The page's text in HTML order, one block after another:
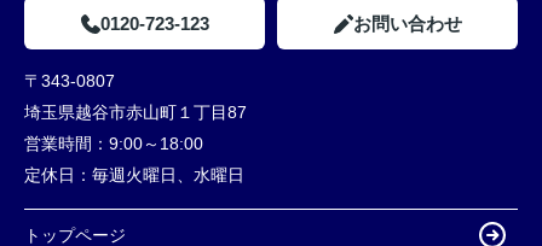
0120-723-123 お問い合わせ
〒343-0807
埼玉県越谷市赤山町１丁目87
営業時間： 9:00～18:00
定休日： 毎週火曜日、水曜日
トップページ